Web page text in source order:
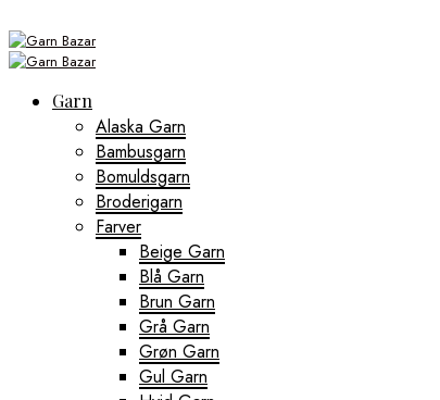
Garn
Alaska Garn
Bambusgarn
Bomuldsgarn
Broderigarn
Farver
Beige Garn
Blå Garn
Brun Garn
Grå Garn
Grøn Garn
Gul Garn